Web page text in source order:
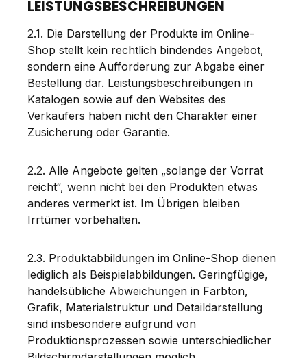
LEISTUNGSBESCHREIBUNGEN
2.1. Die Darstellung der Produkte im Online-
Shop stellt kein rechtlich bindendes Angebot,
sondern eine Aufforderung zur Abgabe einer
Bestellung dar. Leistungsbeschreibungen in
Katalogen sowie auf den Websites des
Verkäufers haben nicht den Charakter einer
Zusicherung oder Garantie.
2.2. Alle Angebote gelten „solange der Vorrat
reicht“, wenn nicht bei den Produkten etwas
anderes vermerkt ist. Im Übrigen bleiben
Irrtümer vorbehalten.
2.3. Produktabbildungen im Online-Shop dienen
lediglich als Beispielabbildungen. Geringfügige,
handelsübliche Abweichungen in Farbton,
Grafik, Materialstruktur und Detaildarstellung
sind insbesondere aufgrund von
Produktionsprozessen sowie unterschiedlicher